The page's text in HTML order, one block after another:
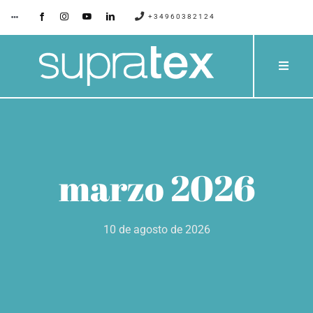
contenido
Toggle
SUPRATEX
EMPRESA
+34960382124
Toggle
marzo 2026
10 de agosto de 2026